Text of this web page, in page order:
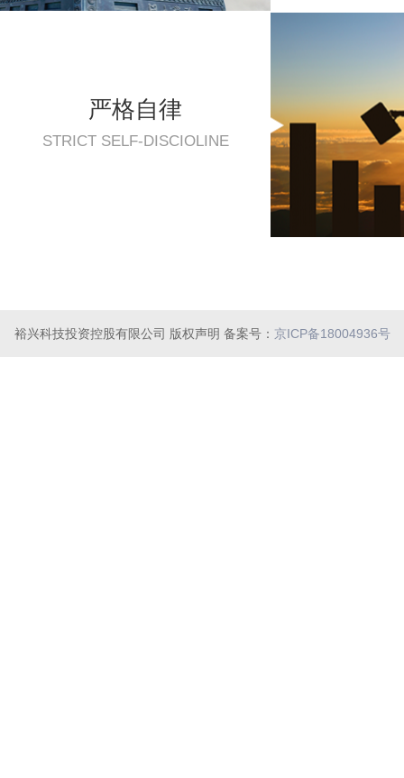
严格自律
STRICT SELF-DISCIOLINE
裕兴科技投资控股有限公司 版权声明 备案号： 京ICP备18004936号